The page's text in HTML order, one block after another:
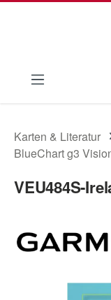
Karten & Literatur
BlueChart g3
VEU484S-
Bildergalerie